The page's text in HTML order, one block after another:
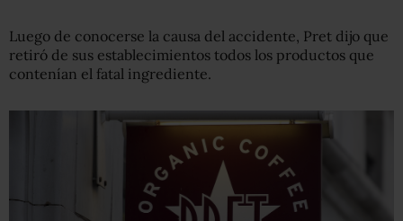
Luego de conocerse la causa del accidente, Pret dijo que
retiró de sus establecimientos todos los productos que
contenían el fatal ingrediente.